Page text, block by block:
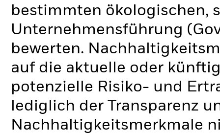
bestimmten ökologischen,
Unternehmensführung
bewerten.
auf die aktuelle oder
potenzielle Risiko- und
lediglich der Transparenz
Nachhaltigkeitsmerkmale